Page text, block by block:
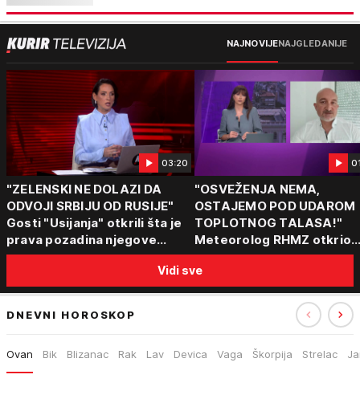
NAJNOVIJENAJGLEDANIJE
03:20
"ZELENSKI NE DOLAZI DA
ODVOJI SRBIJU OD RUSIJE"
Gosti "Usijanja" otkrili šta je
prava pozadina njegove
posete Beogradu
"OSVEŽENJA NEMA,
OSTAJEMO POD UDAROM
TOPLOTNOG TALASA!"
Meteorolog RHMZ otkrio
kakvo vreme nas čeka do
kraja avgusta
Vidi sve
DNEVNI HOROSKOP
Ovan Bik Blizanac Rak Lav Devica Vaga Škorpija Strelac